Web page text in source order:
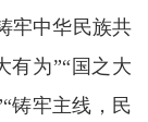
牢中华民族共
有为”“国之大
铸牢主线，民